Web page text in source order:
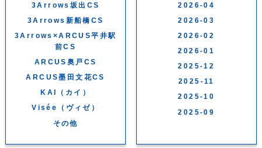
3Arrows坂出CS
3Arrows新船橋CS
3Arrows×ARCUS平井駅
前CS
ARCUS奥戸CS
ARCUS墨田文花CS
KAI（カイ）
Visée（ヴィゼ）
その他
2026-04
2026-03
2026-02
2026-01
2025-12
2025-11
2025-10
2025-09